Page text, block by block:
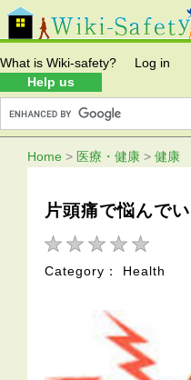
What is Wiki-safety?
Help us
Log in
Home > 医療・健康 > 健康
片頭痛で悩んで
Category： Health